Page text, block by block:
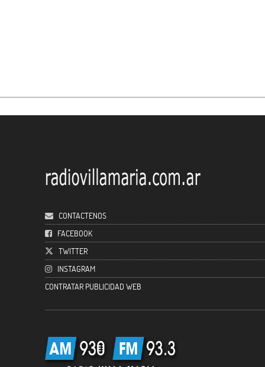
CONTACTENOS
FACEBOOK
TWITTER
INSTAGRAM
CONTRATAR PUBLICIDAD WEB